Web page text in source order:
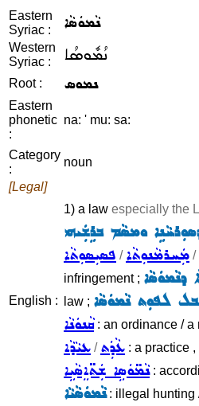
Eastern
Syriac :
ܢܵܡܘܿܣܵܐ
Western
Syriac :
ܢܳܡܽܘܣܳܐ
Root : ܢܡܘܣ
Eastern
phonetic
:
na: ' mu: sa:
Category
:
noun
[Legal]
English :
1) a law especially the
ܘܡܣܵܡ ܒܪܹܫܲܝܗܝ
ܦܣܝܼܣܘܼܬܵܐ /ܡܲܚܪܡܵܢܘܼܬܵܐ /
infringement ; ܕܢܵܡܘܿܣܵܐ
law ; ܠܦܘܼܬ ܢܵܡܘܿܣܵܐ
ܩܵܢܘܿܢܵܐ: an ordinance / a
ܥܝܵܕܵܐ /ܥܵܕܲܬ : a practice
ܢܵܡ̈ܘܿܣܹܐ ܫܲܬ̈ܐܸܣܵܝܹܐ:
ܢܵܡܘܿܣܵܝܵܐ: illegal hunting